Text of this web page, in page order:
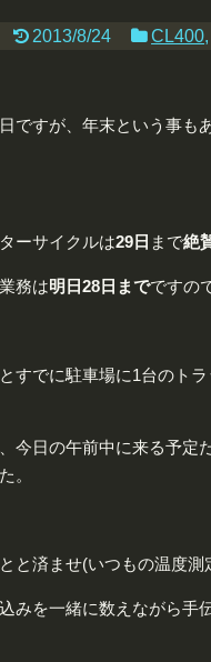
2013/8/24 CL400,
ですが、年末という事も
ーサイクルは29日 まで絶
務は明日28日 までですの
すでに駐車場に1台のト
今日の午前中に来る予定
。
と済ませ(いつもの温度測
みを一緒に数えながら手